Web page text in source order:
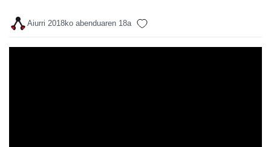
Aiurri 2018ko abenduaren 18a